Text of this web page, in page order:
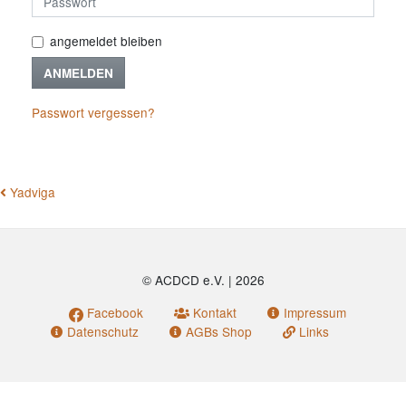
angemeldet bleiben
ANMELDEN
Passwort vergessen?
BEITRAGSNAVIGATION
Yadviga
© ACDCD e.V. | 2026
Facebook
Kontakt
Impressum
Datenschutz
AGBs Shop Links